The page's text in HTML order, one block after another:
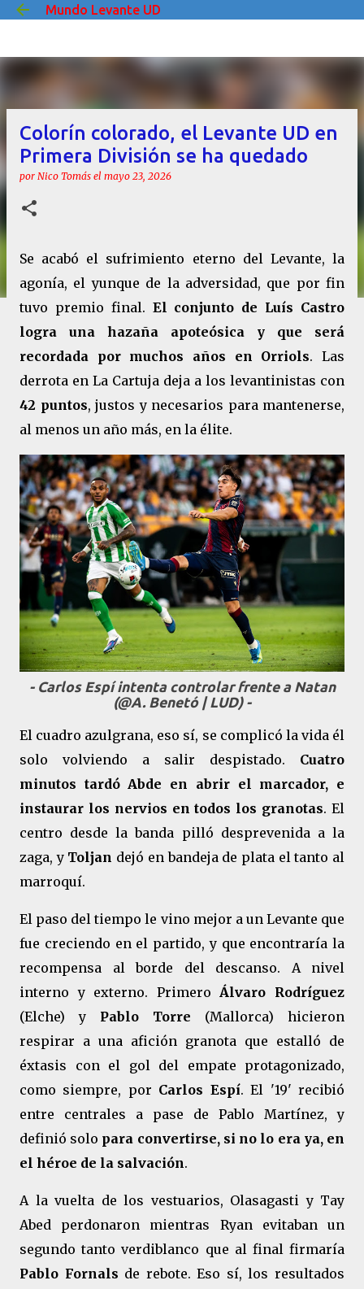
Ir al contenido principal
Mundo Levante UD
Colorín colorado, el Levante UD en
Primera División se ha quedado
por Nico Tomás el mayo 23, 2026
Se acabó el sufrimiento eterno del Levante, la
agonía, el yunque de la adversidad, que por fin
tuvo premio final. El conjunto de Luís Castro
logra una hazaña apoteósica y que será
recordada por muchos años en Orriols. Las
derrota en La Cartuja deja a los levantinistas con
42 puntos, justos y necesarios para mantenerse,
al menos un año más, en la élite.
- Carlos Espí intenta controlar frente a Natan
(@A. Benetó | LUD) -
El cuadro azulgrana, eso sí, se complicó la vida él
solo volviendo a salir despistado. Cuatro
minutos tardó Abde en abrir el marcador, e
instaurar los nervios en todos los granotas. El
centro desde la banda pilló desprevenida a la
zaga, y Toljan dejó en bandeja de plata el tanto al
marroquí.
El paso del tiempo le vino mejor a un Levante que
fue creciendo en el partido, y que encontraría la
recompensa al borde del descanso. A nivel
interno y externo. PrimeroÁlvaro Rodríguez
(Elche) y Pablo Torre (Mallorca) hicieron
respirar a una afición granota que estalló de
éxtasis con el gol del empate protagonizado,
como siempre, por Carlos Espí. El '19' recibió
entre centrales a pase de Pablo Martínez, y
definió solo para convertirse, si no lo era ya, en
el héroe de la salvación.
A la vuelta de los vestuarios, Olasagasti y Tay
Abed perdonaron mientras Ryan evitaban un
segundo tanto verdiblanco que al final firmaría
Pablo Fornals de rebote. Eso sí, los resultados